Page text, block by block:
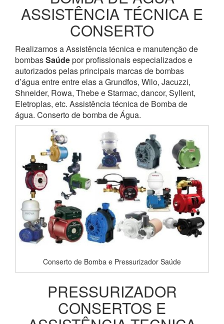
ASSISTÊNCIA TÉCNICA E
CONSERTO
Realizamos a Assistência técnica e manutenção de
bombasSaúdepor profissionais especializados e
autorizados pelas principais marcas de bombas
d’água entre entre elas a Grundfos, Wilo, Jacuzzi,
Shneider, Rowa, Thebe e Starmac, dancor, Syllent,
Eletroplas, etc. Assistência técnica de Bomba de
água. Conserto de bomba de Água.
Conserto de Bomba e Pressurizador Saúde
PRESSURIZADOR
CONSERTOS E